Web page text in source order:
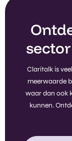
Claritalk is
meerwaarde
waar dan ook
kunnen.